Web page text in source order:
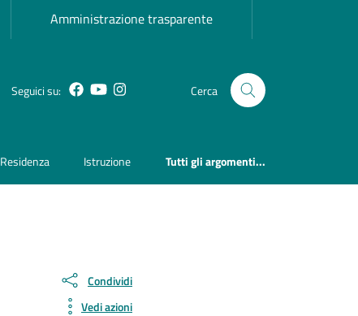
Amministrazione trasparente
Seguici su: Facebook
YouTubeInstagram Cerca
Residenza Istruzione Tutti gli argomenti...
Condividi
Vedi azioni